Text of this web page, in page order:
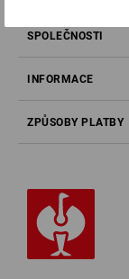
SPOLEČNOSTI
INFORMACE
ZPŮSOBY PLATBY